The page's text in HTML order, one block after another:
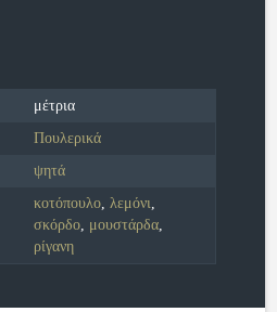
μέτρια
Πουλερικά
ψητά
κοτόπουλο, λεμόνι,
σκόρδο, μουστάρδα,
ρίγανη